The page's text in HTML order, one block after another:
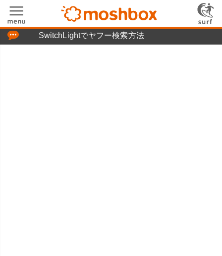
SwitchLightでヤフー検索方法
「つぶやき」の使い方